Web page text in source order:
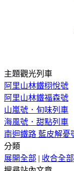
主題觀光列車
阿里山林鐵栩悅號
阿里山林鐵福森號
山嵐號．旬味列車
海風號．甜點列車
南迴鐵路 藍皮解憂
分類
展開全部 | 收合全部